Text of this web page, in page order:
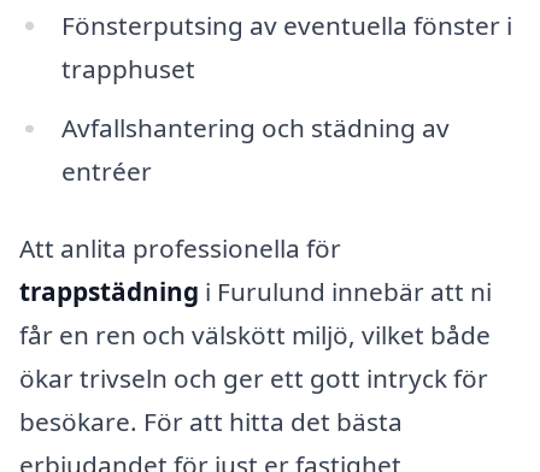
Fönsterputsing av eventuella fönster i
trapphuset
Avfallshantering och städning av
entréer
Att anlita professionella för
trappstädning i Furulund innebär att ni
får en ren och välskött miljö, vilket både
ökar trivseln och ger ett gott intryck för
besökare. För att hitta det bästa
erbjudandet för just er fastighet,